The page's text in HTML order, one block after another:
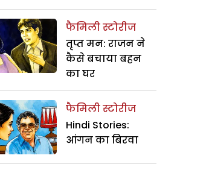
फैमिली स्टोरीज
तृप्त मन: राजन ने
कैसे बचाया बहन
का घर
फैमिली स्टोरीज
Hindi Stories:
आंगन का बिरवा